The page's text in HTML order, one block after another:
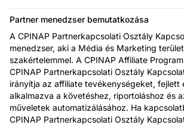
Partner menedzser bemutatkozása
A CPINAP Partnerkapcsolati Osztály
menedzser, aki a Média és Marketing
szakértelemmel. A CPINAP Affiliate
CPINAP Partnerkapcsolati Osztály
irányítja az affiliate tevékenységeket, fejlett
alkalmazva a követéshez, riportoláshoz és
műveletek automatizálásához. Ha
CPINAP Partnerkapcsolati Osztály